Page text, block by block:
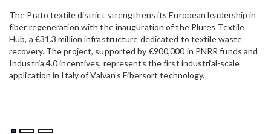
The Prato textile district strengthens its European leadership in
fiber regeneration with the inauguration of the Plures Textile
Hub, a €31.3 million infrastructure dedicated to textile waste
recovery. The project, supported by €900,000 in PNRR funds and
Industria 4.0 incentives, represents the first industrial-scale
application in Italy of Valvan’s Fibersort technology.